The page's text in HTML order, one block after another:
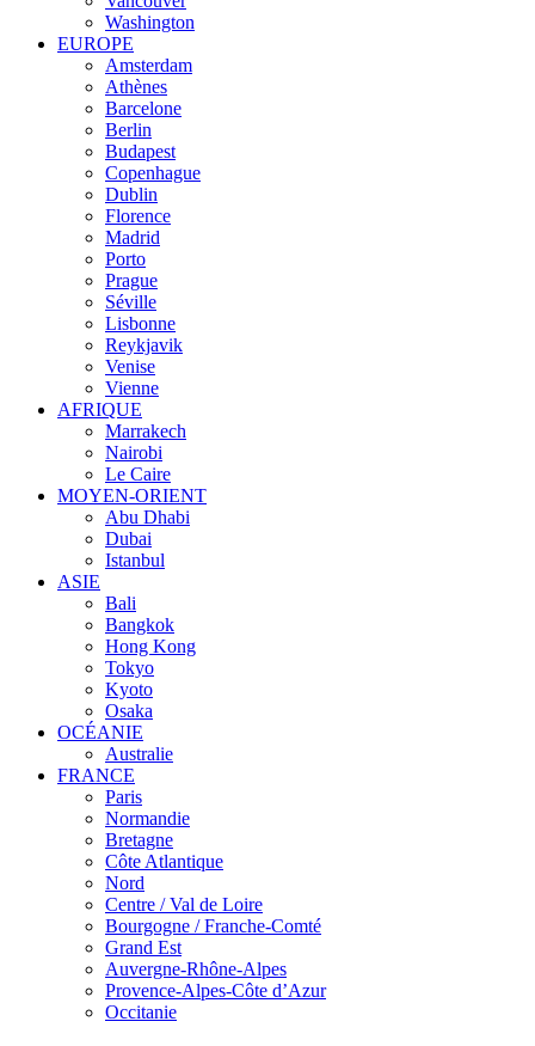
Washington
EUROPE
Amsterdam
Athènes
Barcelone
Berlin
Budapest
Copenhague
Dublin
Florence
Madrid
Porto
Prague
Séville
Lisbonne
Reykjavik
Venise
Vienne
AFRIQUE
Marrakech
Nairobi
Le Caire
MOYEN-ORIENT
Abu Dhabi
Dubai
Istanbul
ASIE
Bali
Bangkok
Hong Kong
Tokyo
Kyoto
Osaka
OCÉANIE
Australie
FRANCE
Paris
Normandie
Bretagne
Côte Atlantique
Nord
Centre / Val de Loire
Bourgogne / Franche-Comté
Grand Est
Auvergne-Rhône-Alpes
Provence-Alpes-Côte d’Azur
Occitanie